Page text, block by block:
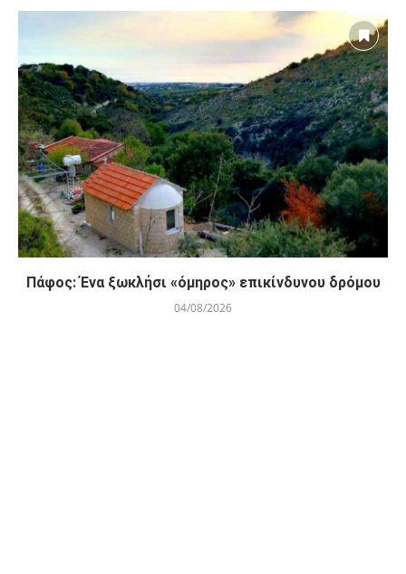
Πάφος: Ένα ξωκλήσι «όμηρος» επικίνδυνου δρόμου
04/08/2026